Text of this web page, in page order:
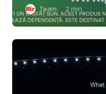
Team 2 min